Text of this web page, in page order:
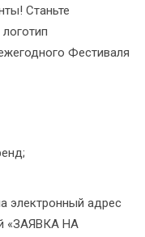
Станьте
Фестиваля
электронный адрес
«ЗАЯВКА НА